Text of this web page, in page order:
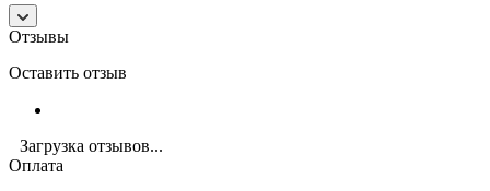
Отзывы
Оставить отзыв
Загрузка отзывов...
Оплата